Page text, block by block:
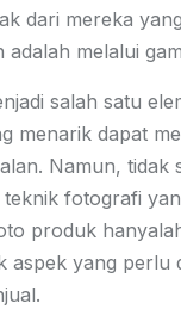
dari mereka
adalah melalui
salah satu
menarik dapat
Namun, tidak
fotografi
produk
aspek yang